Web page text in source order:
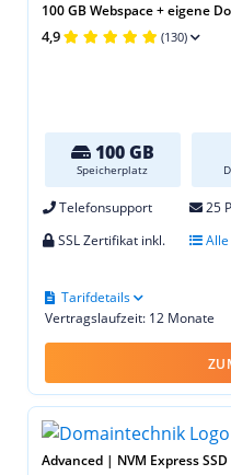
100 GB Webspace + eigene
4,9 (130)
100 GB
Speicherplatz
Telefonsupport 25
SSL Zertifikat inkl.
Alle
Vertragslaufzeit: 12 Monate
Tarifdetails
Advanced | NVM Express SSD